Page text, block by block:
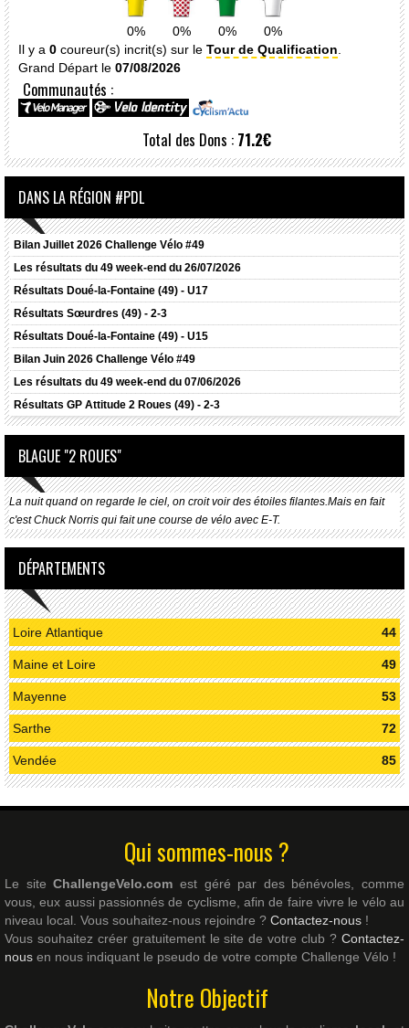
0% 0% 0%
0%
Il y a 0 coureur(s) incrit(s) sur le Tour de Qualification.
Grand Départ le 07/08/2026
Communautés :
Total des Dons : 71.2€
DANS LA RÉGION #PDL
Bilan Juillet 2026 Challenge Vélo #49
Les résultats du 49 week-end du 26/07/2026
Résultats Doué-la-Fontaine (49) - U17
Résultats Sœurdres (49) - 2-3
Résultats Doué-la-Fontaine (49) - U15
Bilan Juin 2026 Challenge Vélo #49
Les résultats du 49 week-end du 07/06/2026
Résultats GP Attitude 2 Roues (49) - 2-3
BLAGUE "2 ROUES"
La nuit quand on regarde le ciel, on croit voir des étoiles filantes.Mais en fait
c'est Chuck Norris qui fait une course de vélo avec E-T.
DÉPARTEMENTS
Loire Atlantique 44
Maine et Loire 49
Mayenne 53
Sarthe 72
Vendée 85
Qui sommes-nous ?
Le siteChallengeVelo.com est géré par des bénévoles, comme
vous, eux aussi passionnés de cyclisme, afin de faire vivre le vélo au
niveau local. Vous souhaitez-nous rejoindre ? Contactez-nous !
Vous souhaitez créer gratuitement le site de votre club ? Contactez-
nous en nous indiquant le pseudo de votre compte Challenge Vélo !
Notre Objectif